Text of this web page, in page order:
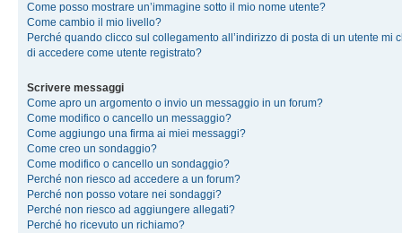
Come posso mostrare un’immagine sotto il mio nome utente?
Come cambio il mio livello?
Perché quando clicco sul collegamento all’indirizzo di posta di un utente mi
di accedere come utente registrato?
Scrivere messaggi
Come apro un argomento o invio un messaggio in un forum?
Come modifico o cancello un messaggio?
Come aggiungo una firma ai miei messaggi?
Come creo un sondaggio?
Come modifico o cancello un sondaggio?
Perché non riesco ad accedere a un forum?
Perché non posso votare nei sondaggi?
Perché non riesco ad aggiungere allegati?
Perché ho ricevuto un richiamo?